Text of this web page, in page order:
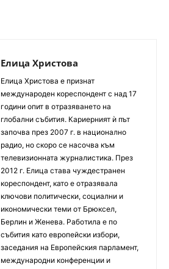
Елица Христова
Елица Христова е признат
международен кореспондент с над 17
години опит в отразяването на
глобални събития. Кариерният ѝ път
започва през 2007 г. в национално
радио, но скоро се насочва към
телевизионната журналистика. През
2012 г. Елица става чуждестранен
кореспондент, като е отразявала
ключови политически, социални и
икономически теми от Брюксел,
Берлин и Женева. Работила е по
събития като европейски избори,
заседания на Европейския парламент,
международни конференции и